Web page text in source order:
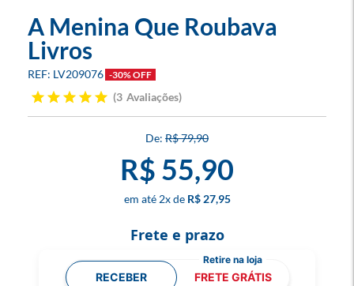
A Menina Que Roubava
Livros
LV209076 -30% OFF
3 Avaliações
R$ 79,90
R$ 55,90
2x R$ 27,95
Frete e prazo
RECEBER FRETE GRÁTIS